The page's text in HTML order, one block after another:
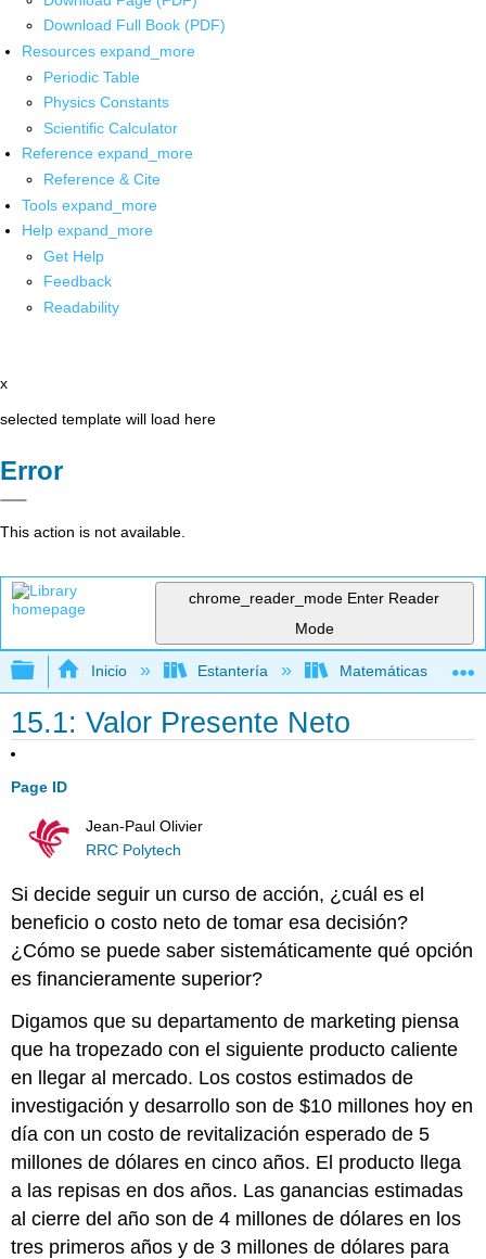
Download Full Book (PDF)
Resources expand_more
Periodic Table
Physics Constants
Scientific Calculator
Reference expand_more
Reference & Cite
Tools expand_more
Help expand_more
Get Help
Feedback
Readability
x
selected template will load here
Error
This action is not available.
chrome_reader_mode Enter Reader
Mode
Expandir/contraer jerarquía global
Inicio Estantería Matemáticas
15.1: Valor Presente Neto
Page ID
Jean-Paul Olivier
RRC Polytech
Si decide seguir un curso de acción, ¿cuál es el
beneficio o costo neto de tomar esa decisión?
¿Cómo se puede saber sistemáticamente qué opción
es financieramente superior?
Digamos que su departamento de marketing piensa
que ha tropezado con el siguiente producto caliente
en llegar al mercado. Los costos estimados de
investigación y desarrollo son de $10 millones hoy en
día con un costo de revitalización esperado de 5
millones de dólares en cinco años. El producto llega
a las repisas en dos años. Las ganancias estimadas
al cierre del año son de 4 millones de dólares en los
tres primeros años y de 3 millones de dólares para